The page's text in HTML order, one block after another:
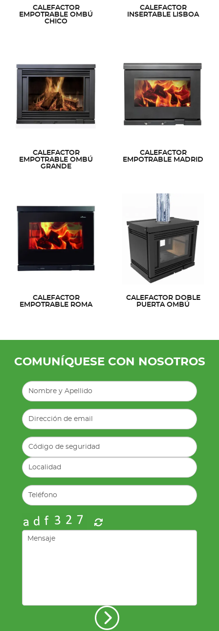
CALEFACTOR
EMPOTRABLE OMBÚ
CHICO
CALEFACTOR
INSERTABLE LISBOA
CALEFACTOR
EMPOTRABLE OMBÚ
GRANDE
CALEFACTOR
EMPOTRABLE MADRID
CALEFACTOR
EMPOTRABLE ROMA
CALEFACTOR DOBLE
PUERTA OMBÚ
COMUNÍQUESE CON NOSOTROS